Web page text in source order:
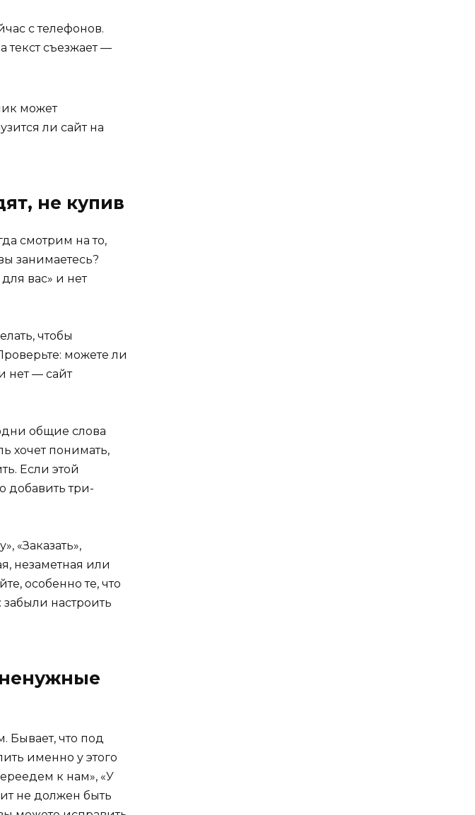
с телефонов.
текст съезжает —
может
ли сайт на
не купив
смотрим на то,
занимаетесь?
вас» и нет
чтобы
можете ли
нет — сайт
общие слова
хочет понимать,
Если этой
добавить три-
«Заказать»,
незаметная или
особенно те, что
настроить
Бывает, что под
именно у этого
к нам», «У
не должен быть